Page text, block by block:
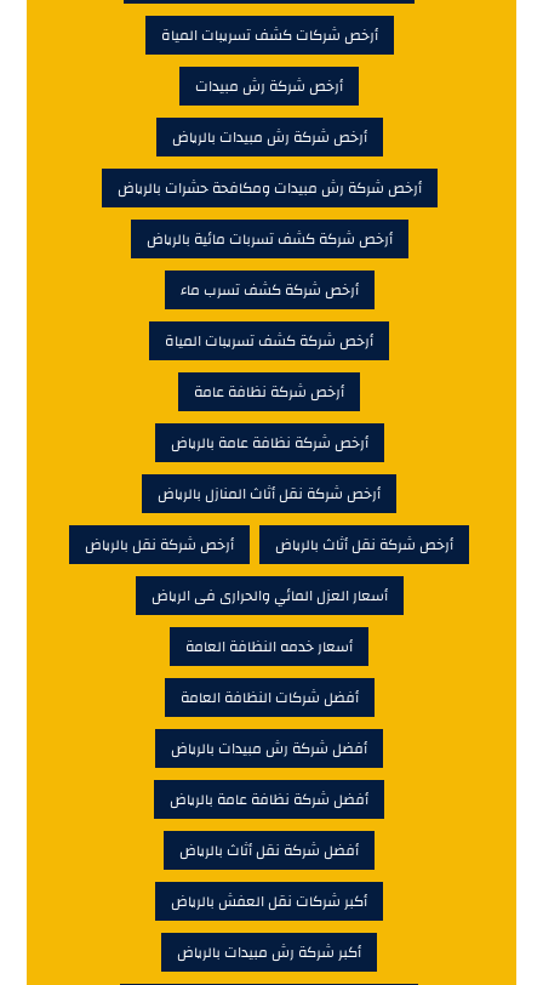
أرخص شركات كشف تسريبات المياة
أرخص شركة رش مبيدات
أرخص شركة رش مبيدات بالرياض
أرخص شركة رش مبيدات ومكافحة حشرات بالرياض
أرخص شركة كشف تسربات مائية بالرياض
أرخص شركة كشف تسرب ماء
أرخص شركة كشف تسريبات المياة
أرخص شركة نظافة عامة
أرخص شركة نظافة عامة بالرياض
أرخص شركة نقل أثاث المنازل بالرياض
أرخص شركة نقل أثاث بالرياض
أرخص شركة نقل بالرياض
أسعار العزل المائي والحرارى فى الرياض
أسعار خدمه النظافة العامة
أفضل شركات النظافة العامة
أفضل شركة رش مبيدات بالرياض
أفضل شركة نظافة عامة بالرياض
أفضل شركة نقل أثاث بالرياض
أكبر شركات نقل العفش بالرياض
أكبر شركة رش مبيدات بالرياض